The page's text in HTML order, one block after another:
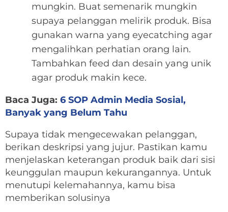
mungkin. Buat semenarik mungkin
supaya pelanggan melirik produk. Bisa
gunakan warna yang eyecatching agar
mengalihkan perhatian orang lain.
Tambahkan feed dan desain yang unik
agar produk makin kece.
Baca Juga: 6 SOP Admin Media Sosial,
Banyak yang Belum Tahu
Supaya tidak mengecewakan pelanggan,
berikan deskripsi yang jujur. Pastikan kamu
menjelaskan keterangan produk baik dari sisi
keunggulan maupun kekurangannya. Untuk
menutupi kelemahannya, kamu bisa
memberikan solusinya